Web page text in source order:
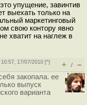
упущение, завинтив
выехать только на
маркетинговый
свою контору явно
хватит на наглеж в
10:57, 17/07/2010 [^]
+ / –
закопала. ее
выпуск
варианта